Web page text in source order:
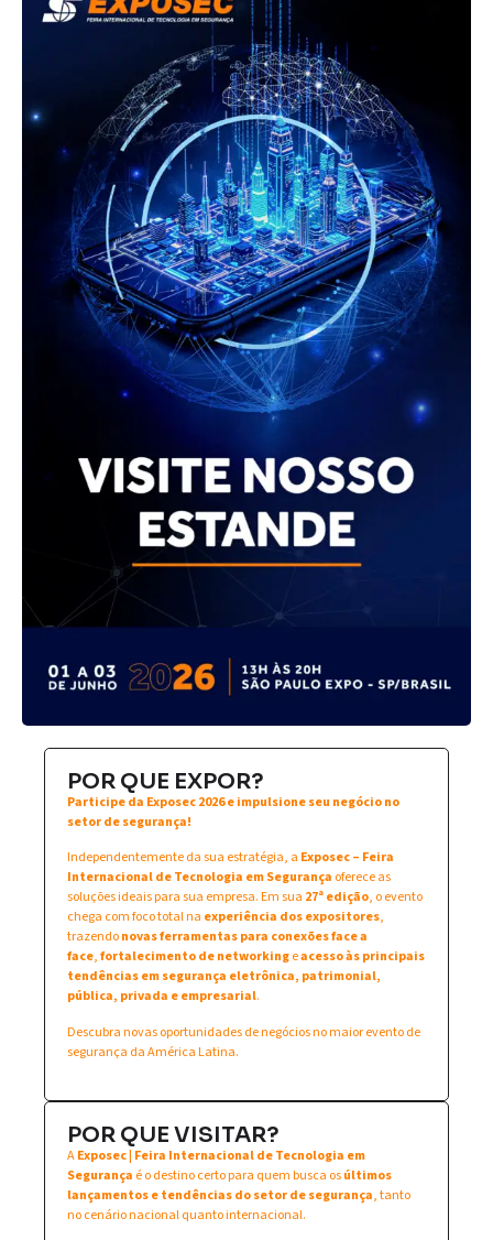
POR QUE EXPOR?
Participe da Exposec 2026 e impulsione seu negócio no
setor de segurança!
Independentemente da sua estratégia, a Exposec – Feira
Internacional de Tecnologia em Segurança oferece as
soluções ideais para sua empresa. Em sua 27ª edição, o evento
chega com foco total na experiência dos expositores,
trazendonovas ferramentas para conexões face a
face,fortalecimento de networkingeacesso às principais
tendências em segurança eletrônica, patrimonial,
pública, privada e empresarial.
Descubra novas oportunidades de negócios no maior evento de
segurança da América Latina.
POR QUE VISITAR?
AExposec | Feira Internacional de Tecnologia em
Segurança é o destino certo para quem busca osúltimos
lançamentos e tendências do setor de segurança, tanto
no cenário nacional quanto internacional.